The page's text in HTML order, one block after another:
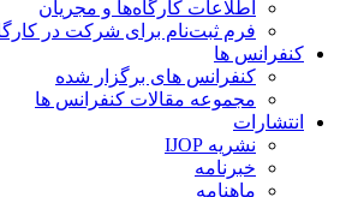
اطلاعات کارگاه‌ها و مجریان
فرم ثبت‌نام برای شرکت در کارگاه
کنفرانس ها
کنفرانس های برگزار شده
مجموعه مقالات کنفرانس ها
انتشارات
نشریه IJOP
خبرنامه
ماهنامه